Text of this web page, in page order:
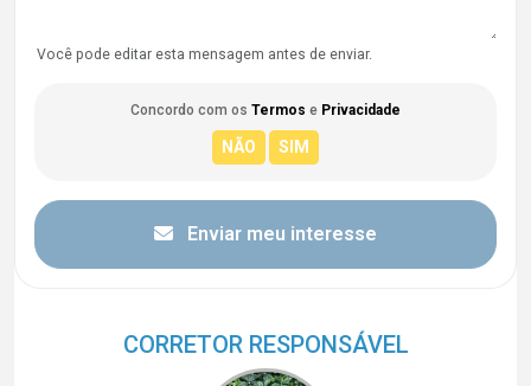
Você pode editar esta mensagem antes de enviar.
Concordo com os Termos e Privacidade
Enviar meu interesse
CORRETOR RESPONSÁVEL